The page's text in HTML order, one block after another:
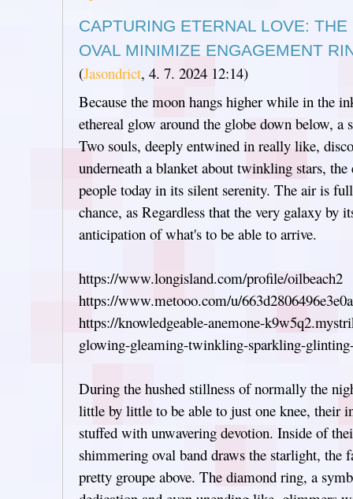
CAPTURING ETERNAL LOVE:
OVAL MINIMIZE ENGAGEMENT
(Jasondrict, 4. 7. 2024 12:14)
Because the moon hangs higher while in the
ethereal glow around the globe down below, a
Two souls, deeply entwined in really like,
underneath a blanket about twinkling stars, the
people today in its silent serenity. The air is
chance, as Regardless that the very galaxy by
anticipation of what's to be able to arrive.
https://www.longisland.com/profile/oilbeach2
https://www.metooo.com/u/
https://knowledgeable-anemone-
glowing-gleaming-twinkling-sparkling-
During the hushed stillness of normally the
little by little to be able to just one knee, their
stuffed with unwavering devotion. Inside of
shimmering oval band draws the starlight, the
pretty groupe above. The diamond ring, a